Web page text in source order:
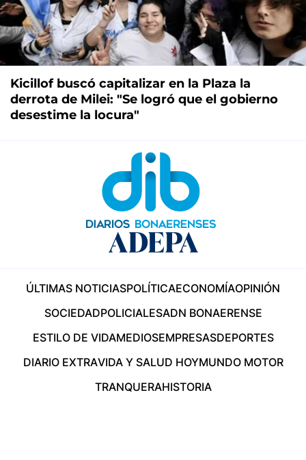
Kicillof buscó capitalizar en la Plaza la
derrota de Milei: "Se logró que el gobierno
desestime la locura"
ÚLTIMAS NOTICIASPOLÍTICAECONOMÍAOPINIÓN
SOCIEDADPOLICIALESADN BONAERENSE
ESTILO DE VIDAMEDIOSEMPRESASDEPORTES
DIARIO EXTRAVIDA Y SALUD HOYMUNDO MOTOR
TRANQUERAHISTORIA